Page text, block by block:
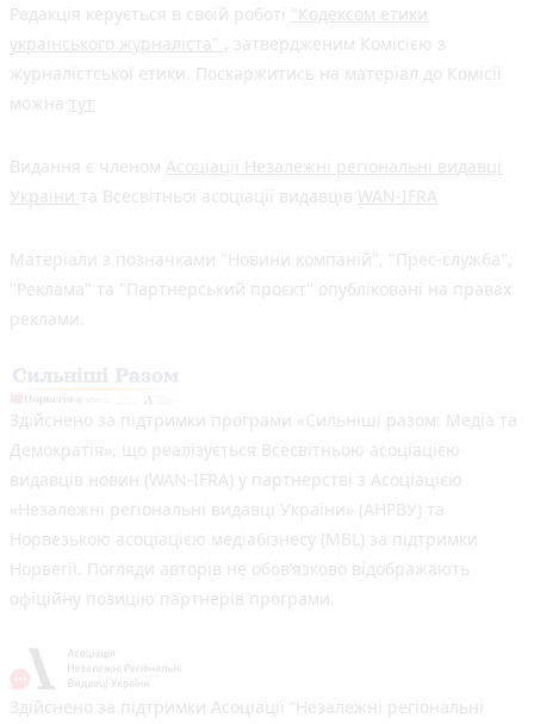
Редакція керується в своїй роботі "Кодексом етики
українського журналіста" , затвердженим Комісією з
журналістської етики. Поскаржитись на матеріал до Комісії
можна тут
Видання є членом Асоціації Незалежні регіональні видавці
України та Всесвітньої асоціації видавців WAN-IFRA
Матеріали з позначками "Новини компаній", "Прес-служба",
"Реклама" та "Партнерський проєкт" опубліковані на правах
реклами.
Здійснено за підтримки програми «Сильніші разом: Медіа та
Демократія», що реалізується Всесвітньою асоціацією
видавців новин (WAN-IFRA) у партнерстві з Асоціацією
«Незалежні регіональні видавці України» (АНРВУ) та
Норвезькою асоціацією медіабізнесу (MBL) за підтримки
Норвегії. Погляди авторів не обов’язково відображають
офіційну позицію партнерів програми.
Здійснено за підтримки Асоціації “Незалежні регіональні